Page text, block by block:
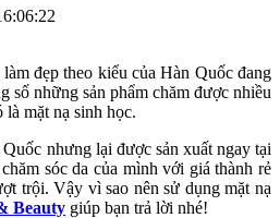
đẹp theo kiểu của Hàn Quốc đang
số những sản phẩm chăm được nhiều
mặt nạ sinh học.
nhưng lại được sản xuất ngay tại
sóc da của mình với giá thành rẻ
trội. Vậy vì sao nên sử dụng mặt nạ
Beauty giúp bạn trả lời nhé!